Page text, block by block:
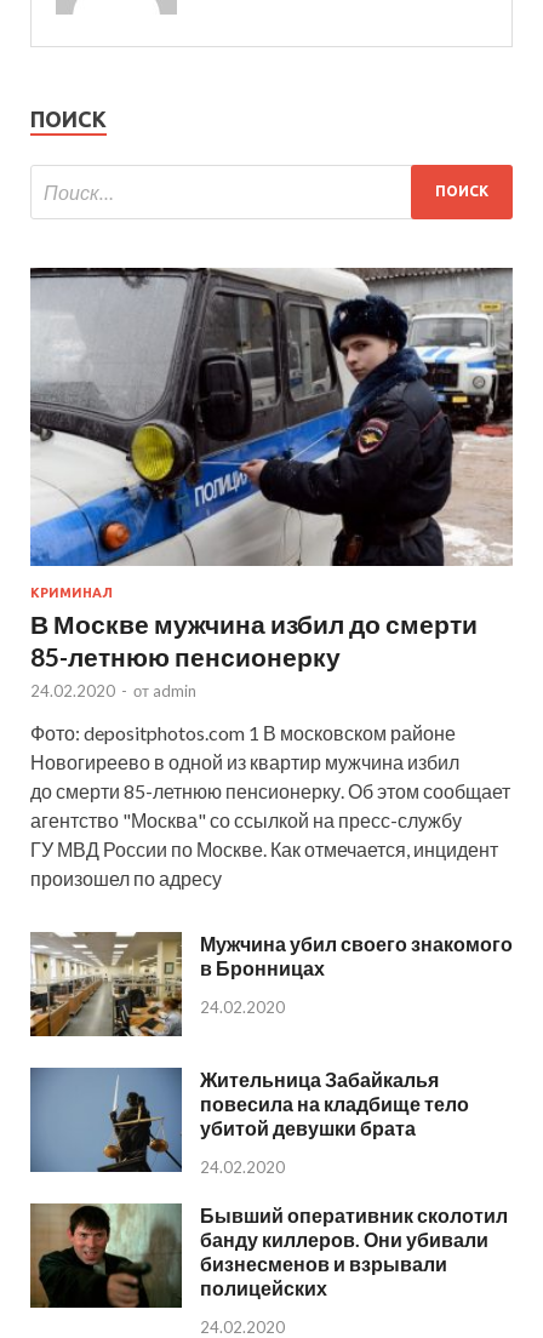
ПОИСК
КРИМИНАЛ
В Москве мужчина избил до смерти
85-летнюю пенсионерку
24.02.2020 - от admin
Фото: depositphotos.com 1 В московском районе
Новогиреево в одной из квартир мужчина избил
до смерти 85-летнюю пенсионерку. Об этом сообщает
агентство "Москва" со ссылкой на пресс-службу
ГУ МВД России по Москве. Как отмечается, инцидент
произошел по адресу
Мужчина убил своего знакомого
в Бронницах
24.02.2020
Жительница Забайкалья
повесила на кладбище тело
убитой девушки брата
24.02.2020
Бывший оперативник сколотил
банду киллеров. Они убивали
бизнесменов и взрывали
полицейских
24.02.2020